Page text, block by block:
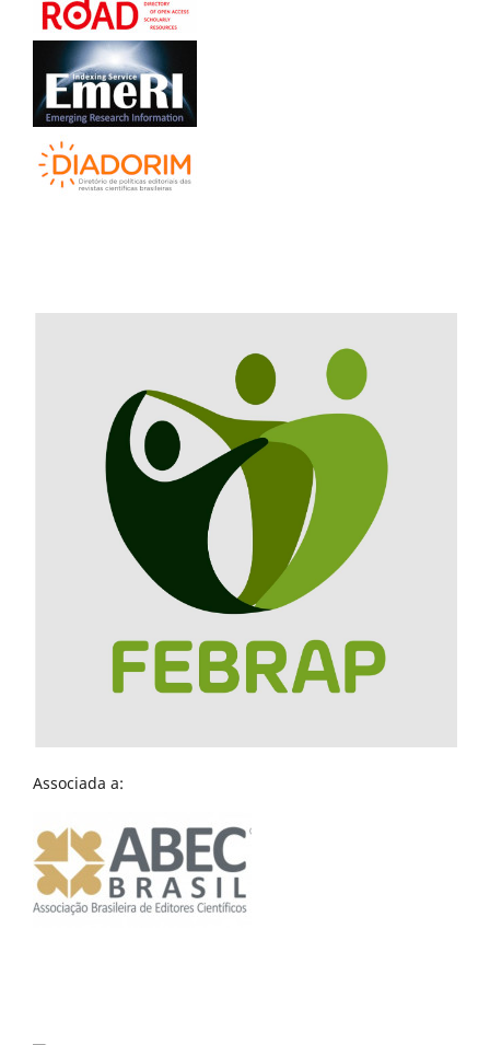
Associada a: